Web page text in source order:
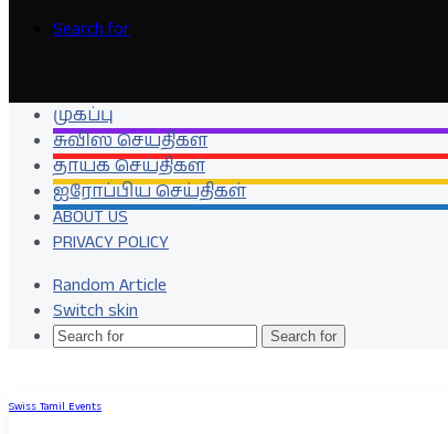
Search for
முகப்பு
சுவிஸ் செய்திகள்
தாயக செய்திகள்
ஐரோப்பிய செய்திகள்
ABOUT US
PRIVACY POLICY
Random Article
Switch skin
Search for
Swiss Tamil Events